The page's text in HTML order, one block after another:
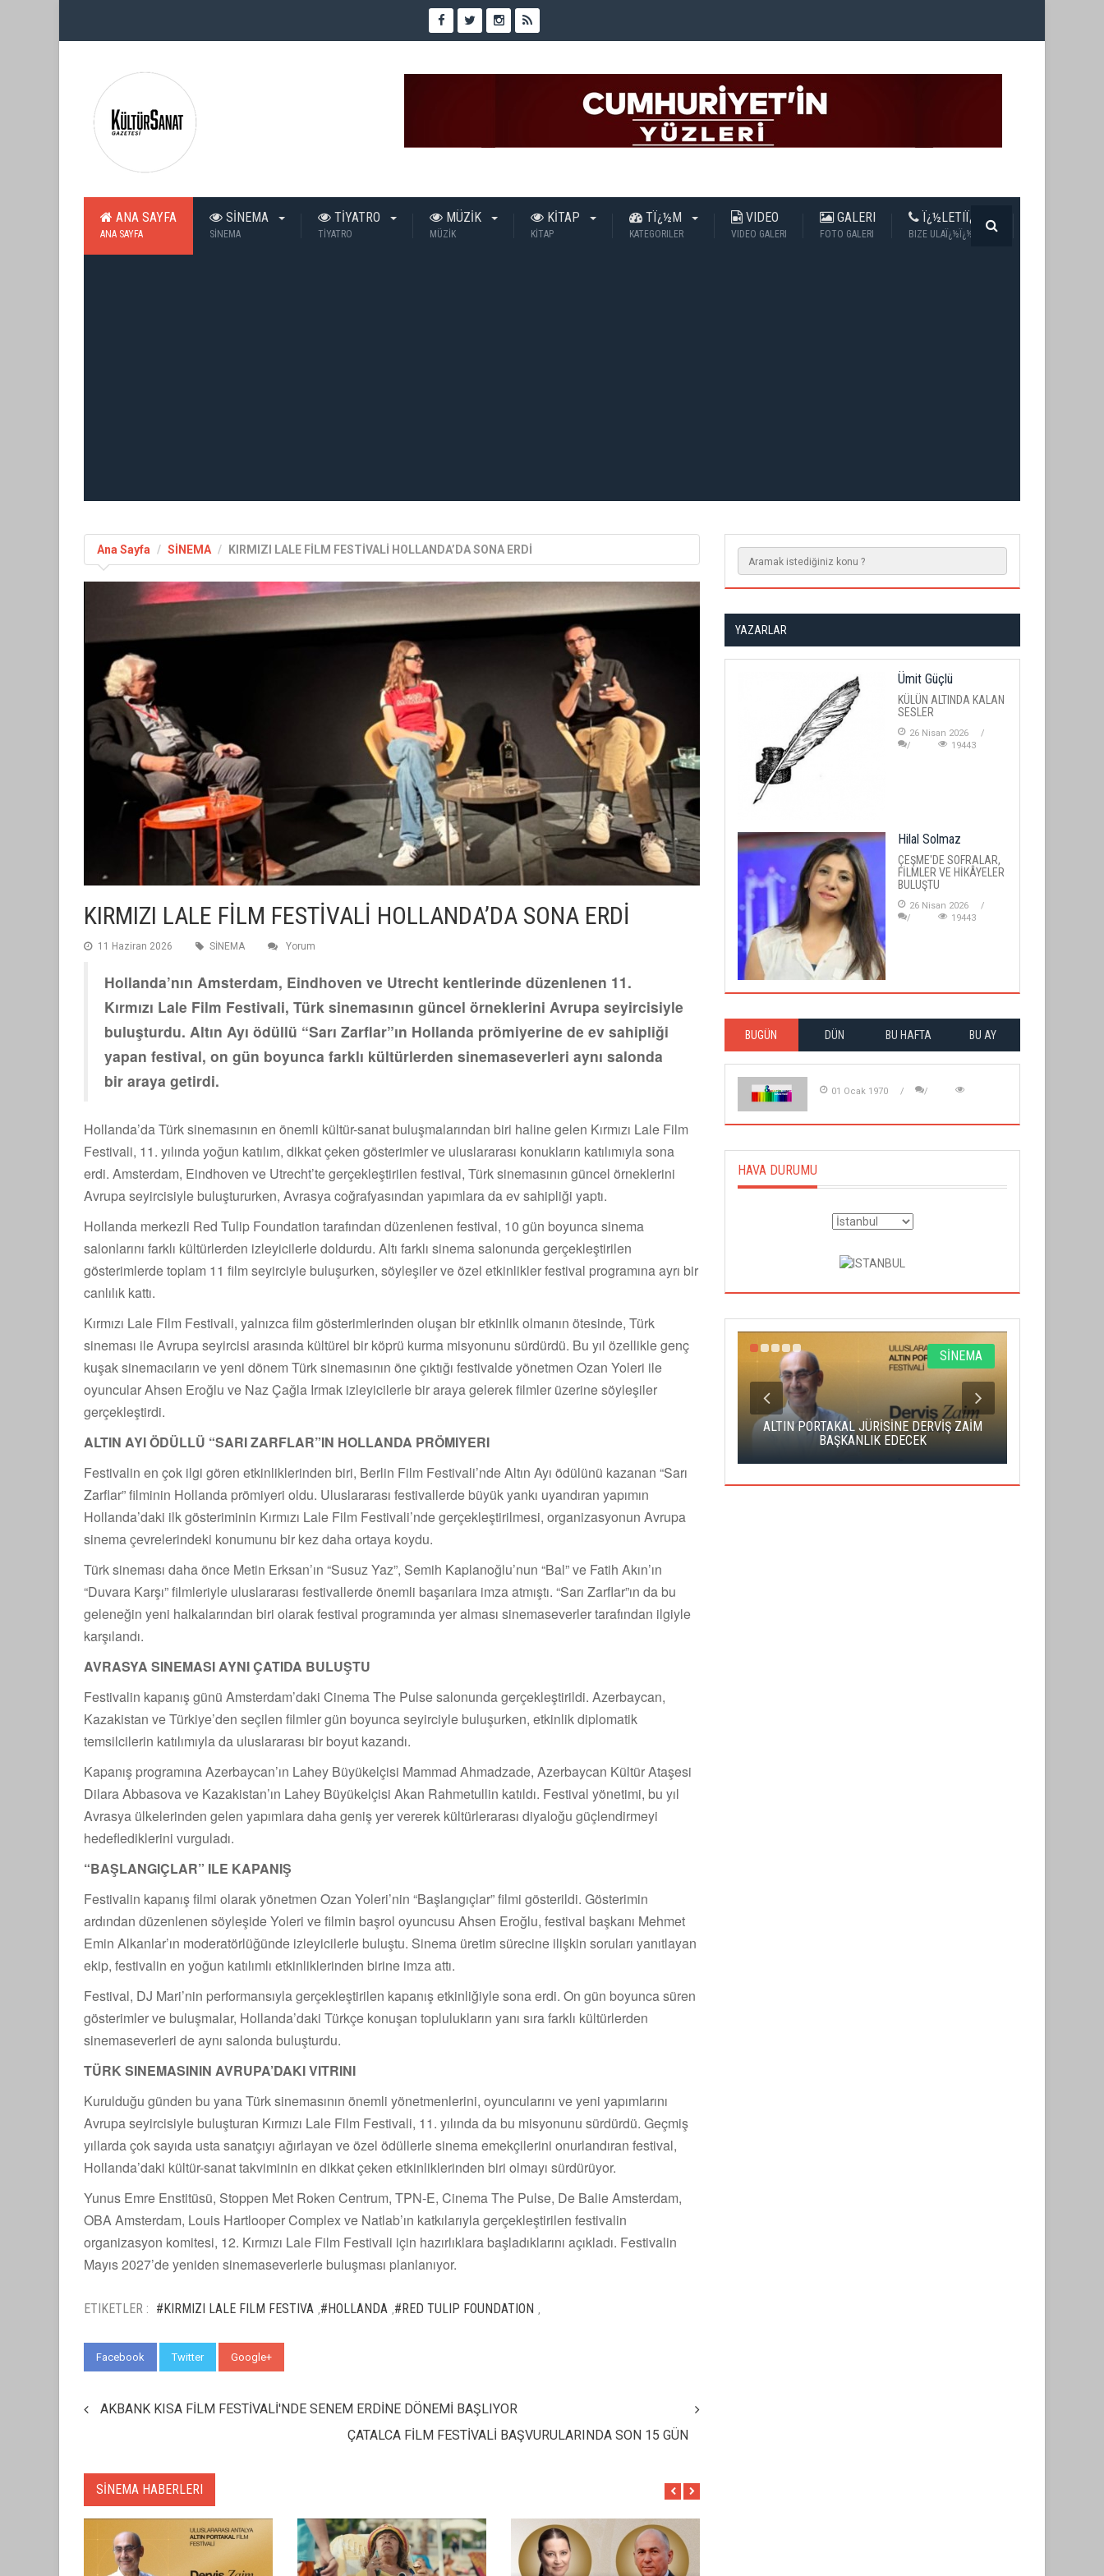
ANA SAYFA
ANA SAYFA
SİNEMA
SİNEMA
TİYATRO
TİYATRO
MÜZİK
MÜZİK
KİTAP
KİTAP
TÏ¿½M
KATEGORILER
VIDEO
VIDEO GALERI
GALERI
FOTO GALERI
Ï¿½LETIÏ¿½IM
BIZE ULAÏ¿½Ï¿½N
Ana Sayfa SİNEMA KIRMIZI LALE FİLM FESTİVALİ HOLLANDA’DA SONA ERDİ
KIRMIZI LALE FİLM FESTİVALİ HOLLANDA’DA SONA ERDİ
11 Haziran 2026 SİNEMA Yorum
Hollanda’nın Amsterdam, Eindhoven ve Utrecht kentlerinde düzenlenen 11.
Kırmızı Lale Film Festivali, Türk sinemasının güncel örneklerini Avrupa seyircisiyle
buluşturdu. Altın Ayı ödüllü “Sarı Zarflar”ın Hollanda prömiyerine de ev sahipliği
yapan festival, on gün boyunca farklı kültürlerden sinemaseverleri aynı salonda
bir araya getirdi.
Hollanda’da Türk sinemasının en önemli kültür-sanat buluşmalarından biri haline gelen Kırmızı Lale Film
Festivali, 11. yılında yoğun katılım, dikkat çeken gösterimler ve uluslararası konukların katılımıyla sona
erdi. Amsterdam, Eindhoven ve Utrecht’te gerçekleştirilen festival, Türk sinemasının güncel örneklerini
Avrupa seyircisiyle buluştururken, Avrasya coğrafyasından yapımlara da ev sahipliği yaptı.
Hollanda merkezli Red Tulip Foundation tarafından düzenlenen festival, 10 gün boyunca sinema
salonlarını farklı kültürlerden izleyicilerle doldurdu. Altı farklı sinema salonunda gerçekleştirilen
gösterimlerde toplam 11 film seyirciyle buluşurken, söyleşiler ve özel etkinlikler festival programına ayrı bir
canlılık kattı.
Kırmızı Lale Film Festivali, yalnızca film gösterimlerinden oluşan bir etkinlik olmanın ötesinde, Türk
sineması ile Avrupa seyircisi arasında kültürel bir köprü kurma misyonunu sürdürdü. Bu yıl özellikle genç
kuşak sinemacıların ve yeni dönem Türk sinemasının öne çıktığı festivalde yönetmen Ozan Yoleri ile
oyuncular Ahsen Eroğlu ve Naz Çağla Irmak izleyicilerle bir araya gelerek filmler üzerine söyleşiler
gerçekleştirdi.
ALTIN AYI ÖDÜLLÜ “SARI ZARFLAR”IN HOLLANDA PRÖMIYERI
Festivalin en çok ilgi gören etkinliklerinden biri, Berlin Film Festivali’nde Altın Ayı ödülünü kazanan “Sarı
Zarflar” filminin Hollanda prömiyeri oldu. Uluslararası festivallerde büyük yankı uyandıran yapımın
Hollanda’daki ilk gösteriminin Kırmızı Lale Film Festivali’nde gerçekleştirilmesi, organizasyonun Avrupa
sinema çevrelerindeki konumunu bir kez daha ortaya koydu.
Türk sineması daha önce Metin Erksan’ın “Susuz Yaz”, Semih Kaplanoğlu’nun “Bal” ve Fatih Akın’ın
“Duvara Karşı” filmleriyle uluslararası festivallerde önemli başarılara imza atmıştı. “Sarı Zarflar”ın da bu
geleneğin yeni halkalarından biri olarak festival programında yer alması sinemaseverler tarafından ilgiyle
karşılandı.
AVRASYA SINEMASI AYNI ÇATIDA BULUŞTU
Festivalin kapanış günü Amsterdam’daki Cinema The Pulse salonunda gerçekleştirildi. Azerbaycan,
Kazakistan ve Türkiye’den seçilen filmler gün boyunca seyirciyle buluşurken, etkinlik diplomatik
temsilcilerin katılımıyla da uluslararası bir boyut kazandı.
Kapanış programına Azerbaycan’ın Lahey Büyükelçisi Mammad Ahmadzade, Azerbaycan Kültür Ataşesi
Dilara Abbasova ve Kazakistan’ın Lahey Büyükelçisi Akan Rahmetullin katıldı. Festival yönetimi, bu yıl
Avrasya ülkelerinden gelen yapımlara daha geniş yer vererek kültürlerarası diyaloğu güçlendirmeyi
hedeflediklerini vurguladı.
“BAŞLANGIÇLAR” ILE KAPANIŞ
Festivalin kapanış filmi olarak yönetmen Ozan Yoleri’nin “Başlangıçlar” filmi gösterildi. Gösterimin
ardından düzenlenen söyleşide Yoleri ve filmin başrol oyuncusu Ahsen Eroğlu, festival başkanı Mehmet
Emin Alkanlar’ın moderatörlüğünde izleyicilerle buluştu. Sinema üretim sürecine ilişkin soruları yanıtlayan
ekip, festivalin en yoğun katılımlı etkinliklerinden birine imza attı.
Festival, DJ Mari’nin performansıyla gerçekleştirilen kapanış etkinliğiyle sona erdi. On gün boyunca süren
gösterimler ve buluşmalar, Hollanda’daki Türkçe konuşan toplulukların yanı sıra farklı kültürlerden
sinemaseverleri de aynı salonda buluşturdu.
TÜRK SINEMASININ AVRUPA’DAKI VITRINI
Kurulduğu günden bu yana Türk sinemasının önemli yönetmenlerini, oyuncularını ve yeni yapımlarını
Avrupa seyircisiyle buluşturan Kırmızı Lale Film Festivali, 11. yılında da bu misyonunu sürdürdü. Geçmiş
yıllarda çok sayıda usta sanatçıyı ağırlayan ve özel ödüllerle sinema emekçilerini onurlandıran festival,
Hollanda’daki kültür-sanat takviminin en dikkat çeken etkinliklerinden biri olmayı sürdürüyor.
Yunus Emre Enstitüsü, Stoppen Met Roken Centrum, TPN-E, Cinema The Pulse, De Balie Amsterdam,
OBA Amsterdam, Louis Hartlooper Complex ve Natlab’ın katkılarıyla gerçekleştirilen festivalin
organizasyon komitesi, 12. Kırmızı Lale Film Festivali için hazırlıklara başladıklarını açıkladı. Festivalin
Mayıs 2027’de yeniden sinemaseverlerle buluşması planlanıyor.
ETIKETLER : #KIRMIZI LALE FILM FESTIVA #HOLLANDA #RED TULIP FOUNDATION
Facebook Twitter Google+
AKBANK KISA FİLM FESTİVALİ'NDE SENEM ERDİNE DÖNEMİ BAŞLIYOR
ÇATALCA FİLM FESTİVALİ BAŞVURULARINDA SON 15 GÜN
SİNEMA HABERLERI
YAZARLAR
Ümit Güçlü
KÜLÜN ALTINDA KALAN
SESLER
26 Nisan 2026
19443
Hilal Solmaz
ÇEŞME'DE SOFRALAR,
FİLMLER VE HİKÂYELER
BULUŞTU
26 Nisan 2026
19443
BUGÜN DÜN BU HAFTA BU AY
01 Ocak 1970
HAVA DURUMU
GÖRSEL SANATLAR SİNEMA
ALTIN PORTAKAL JÜRİSİNE DERVİŞ ZAİM
BAŞKANLIK EDECEK